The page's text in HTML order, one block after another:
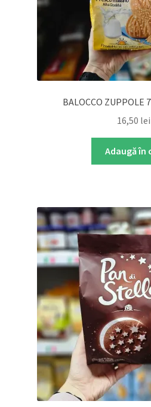
BALOCCO ZUPPOLE
16,50 lei
Adaugă în